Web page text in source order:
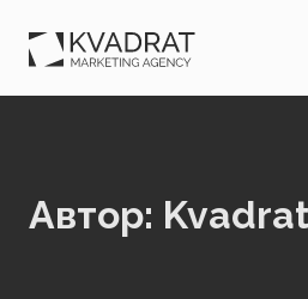
содержимому
Автор: